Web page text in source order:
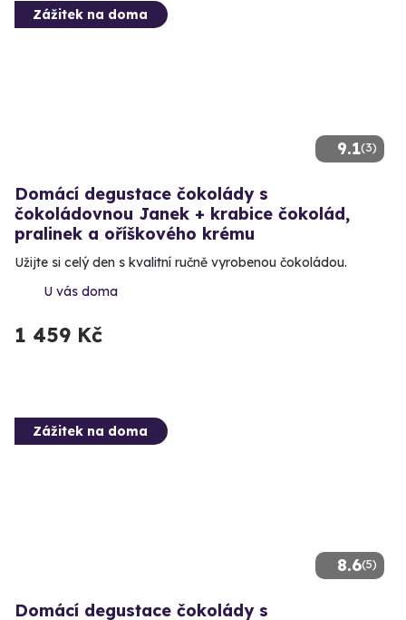
9.1(3)
Zážitek na doma
Domácí degustace čokolády s
čokoládovnou Janek + krabice čokolád,
pralinek a oříškového krému
Užijte si celý den s kvalitní ručně vyrobenou čokoládou.
U vás doma
1 459 Kč
8.6(5)
Zážitek na doma
Domácí degustace čokolády s